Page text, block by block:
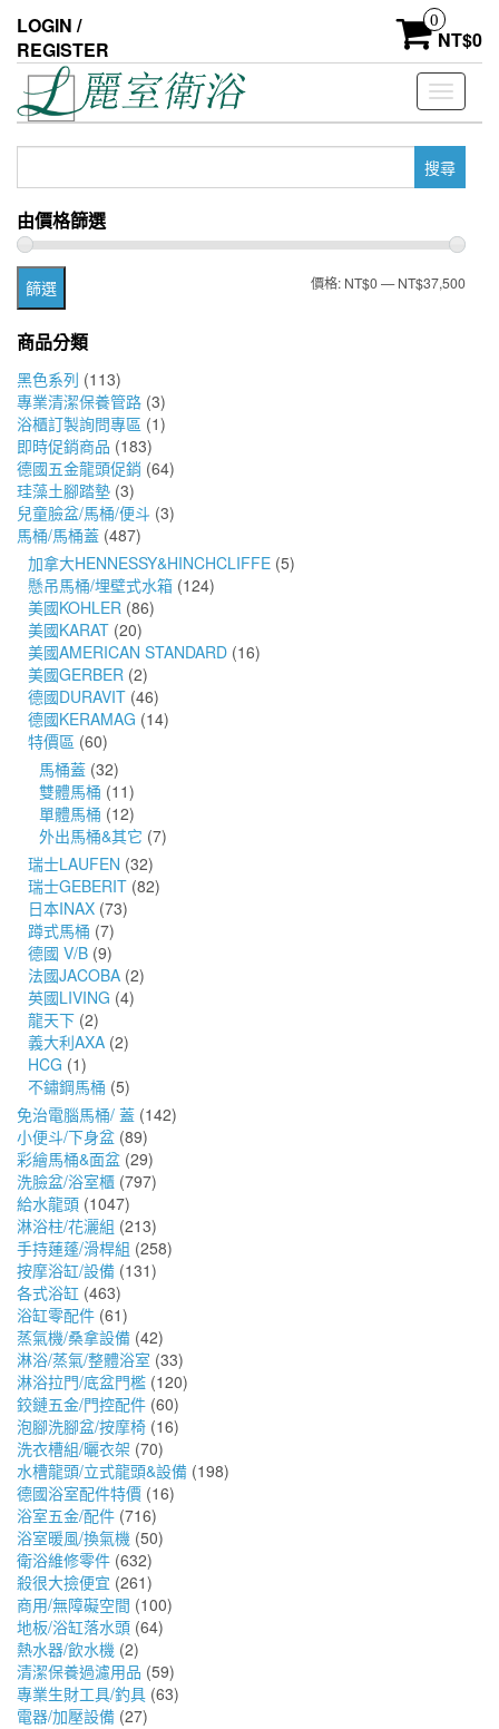
the
content
LOGIN /
REGISTER
0
NT$0
Toggle
鍵
字:
由價格篩選
最最
篩選 價格: NT$0—NT$37,500
商品分類
黑色系列 (113)
專業清潔保養管路 (3)
浴櫃訂製詢問專區 (1)
即時促銷商品 (183)
德國五金龍頭促銷 (64)
珪藻土腳踏墊 (3)
兒童臉盆/馬桶/便斗 (3)
馬桶/馬桶蓋 (487)
加拿大HENNESSY&HINCHCLIFFE (5)
懸吊馬桶/埋壁式水箱 (124)
美國KOHLER (86)
美國KARAT (20)
美國AMERICAN STANDARD (16)
美國GERBER (2)
德國DURAVIT (46)
德國KERAMAG (14)
特價區 (60)
馬桶蓋 (32)
雙體馬桶 (11)
單體馬桶 (12)
外出馬桶&其它 (7)
瑞士LAUFEN (32)
瑞士GEBERIT (82)
日本INAX (73)
蹲式馬桶 (7)
德國 V/B (9)
法國JACOBA (2)
英國LIVING (4)
龍天下 (2)
義大利AXA (2)
HCG (1)
不鏽鋼馬桶 (5)
免治電腦馬桶/ 蓋 (142)
小便斗/下身盆 (89)
彩繪馬桶&面盆 (29)
洗臉盆/浴室櫃 (797)
給水龍頭 (1047)
淋浴柱/花灑組 (213)
手持蓮蓬/滑桿組 (258)
按摩浴缸/設備 (131)
各式浴缸 (463)
浴缸零配件 (61)
蒸氣機/桑拿設備 (42)
淋浴/蒸氣/整體浴室 (33)
淋浴拉門/底盆門檻 (120)
鉸鏈五金/門控配件 (60)
泡腳洗腳盆/按摩椅 (16)
洗衣槽組/曬衣架 (70)
水槽龍頭/立式龍頭&設備 (198)
德國浴室配件特價 (16)
浴室五金/配件 (716)
浴室暖風/換氣機 (50)
衛浴維修零件 (632)
殺很大撿便宜 (261)
商用/無障礙空間 (100)
地板/浴缸落水頭 (64)
熱水器/飲水機 (2)
清潔保養過濾用品 (59)
專業生財工具/釣具 (63)
電器/加壓設備 (27)